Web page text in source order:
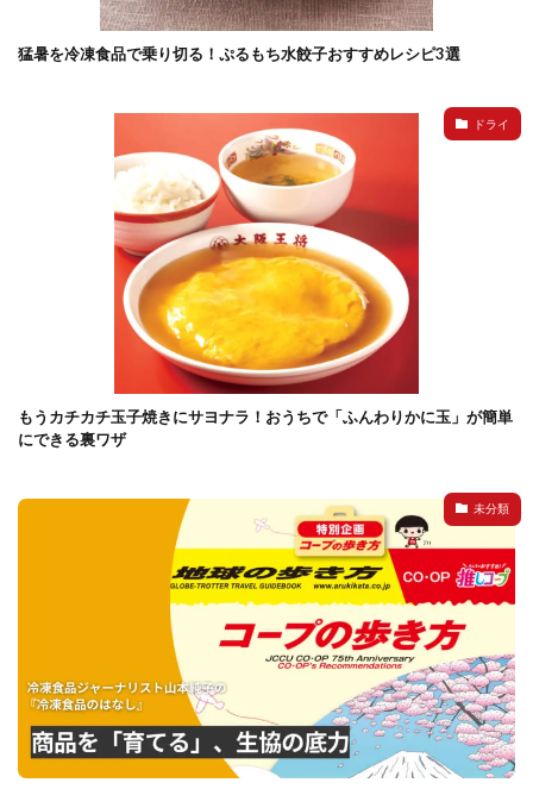
猛暑を冷凍食品で乗り切る！ぷるもち水餃子おすすめレシピ3選
ドライ
もうカチカチ玉子焼きにサヨナラ！おうちで「ふんわりかに玉」が簡単
にできる裏ワザ
未分類